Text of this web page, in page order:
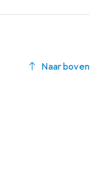
Naar boven